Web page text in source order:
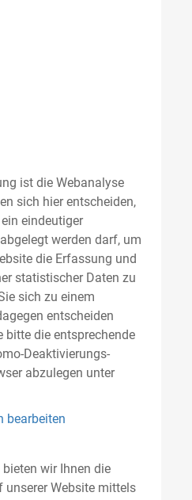
ist die Webanalyse
sich hier entscheiden,
eindeutiger
werden darf, um
die Erfassung und
statistischer Daten zu
sich zu einem
entscheiden
bitte die entsprechende
Deaktivierungs-
abzulegen unter
bearbeiten
wir Ihnen die
Website mittels